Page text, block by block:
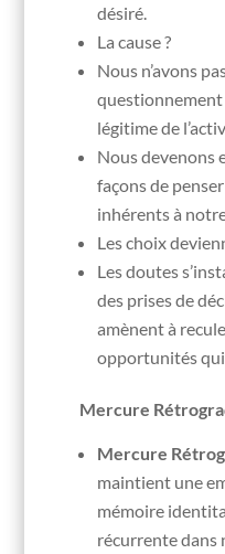
désiré.
La cause ?
Nous n’avons
légitime de
Nous devenons
façons de
inhérents à
Les choix
Les doutes
des prises de
amènent à
opportunités qui
Mercure
Mercure
maintient une
mémoire
récurrente dans